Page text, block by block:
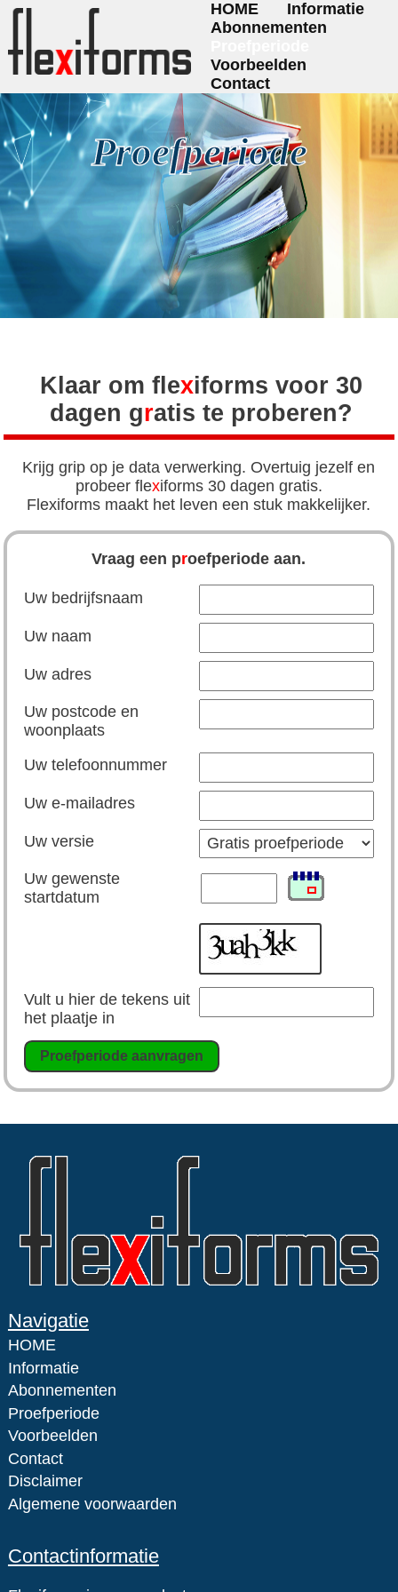
HOME
Informatie
Abonnementen
Voorbeelden
Contact
Proefperiode
Klaar om flexiforms voor 30
dagen gratis te proberen?
Krijg grip op je data verwerking. Overtuig jezelf en
probeer flexiforms 30 dagen gratis.
Flexiforms maakt het leven een stuk makkelijker.
Vraag een proefperiode aan.
Uw bedrijfsnaam
Uw naam
Uw adres
Uw postcode en
woonplaats
Uw telefoonnummer
Uw e-mailadres
Uw versie
Uw gewenste
startdatum
Vult u hier de tekens uit
het plaatje in
Navigatie
HOME
Informatie
Abonnementen
Proefperiode
Voorbeelden
Contact
Disclaimer
Algemene voorwaarden
Contactinformatie